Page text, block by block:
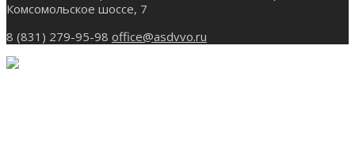
Комсомольское шоссе, 7
8 (831) 279-95-98 office@asdvvo.ru